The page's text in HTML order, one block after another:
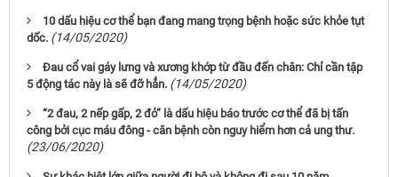
10 dấu hiệu cơ thể bạn đang mang trọng bệnh hoặc sức khỏe tụt
dốc. (14/05/2020)
Đau cổ vai gáy lưng và xương khớp từ đầu đến chân: Chỉ cần tập
5 động tác này là sẽ đỡ hẳn. (14/05/2020)
“2 đau, 2 nếp gấp, 2 đỏ” là dấu hiệu báo trước cơ thể đã bị tấn
công bởi cục máu đông - căn bệnh còn nguy hiểm hơn cả ung thư.
(23/06/2020)